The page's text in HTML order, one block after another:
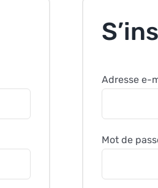
Adresse e-
Mot de